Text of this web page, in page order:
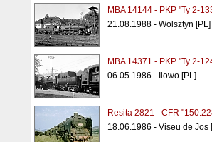
MBA 14144 - PKP "Ty 2-
21.08.1988 - Wolsztyn [PL]
MBA 14371 - PKP "Ty 2-
06.05.1986 - Ilowo [PL]
Resita 2821 - CFR
18.06.1986 - Viseu de Jos